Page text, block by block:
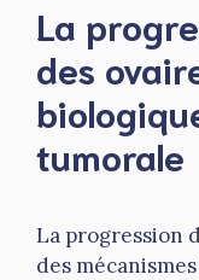
La
des
tumorale
La progression
des